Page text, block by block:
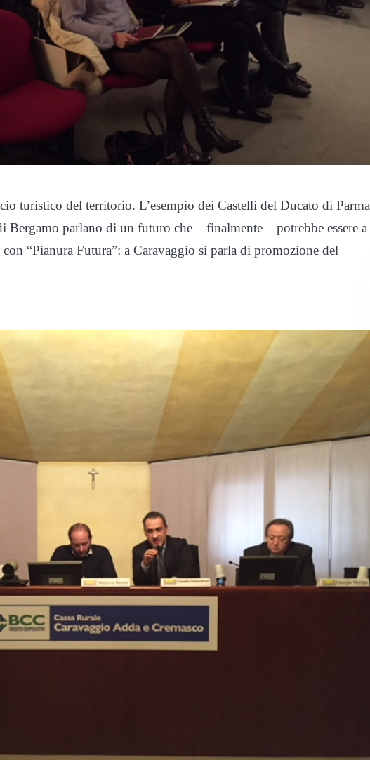
turistico del territorio. L’esempio dei Castelli del Ducato di Parma
Bergamo parlano di un futuro che – finalmente – potrebbe essere a
“Pianura Futura”: a Caravaggio si parla di promozione del